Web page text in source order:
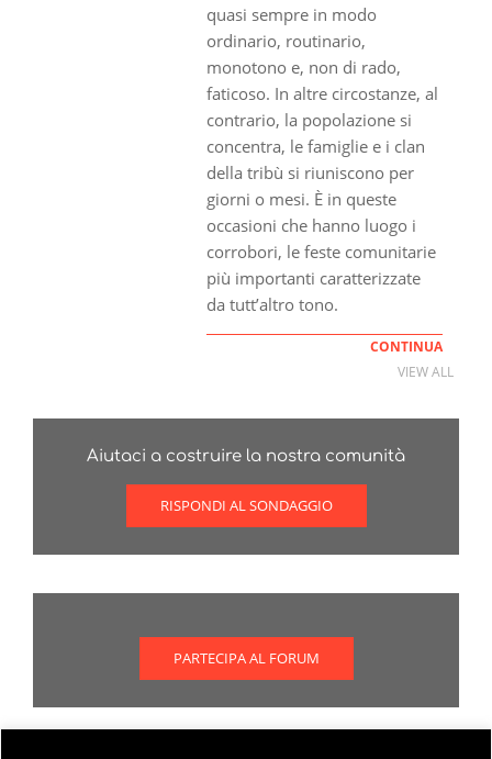
quasi sempre in modo
ordinario, routinario,
monotono e, non di rado,
faticoso. In altre circostanze, al
contrario, la popolazione si
concentra, le famiglie e i clan
della tribù si riuniscono per
giorni o mesi. È in queste
occasioni che hanno luogo i
corrobori, le feste comunitarie
più importanti caratterizzate
da tutt’altro tono.
CONTINUA
VIEW ALL
Aiutaci a costruire la nostra comunità
RISPONDI AL SONDAGGIO
PARTECIPA AL FORUM